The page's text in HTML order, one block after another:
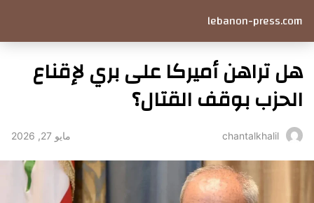
lebanon-press.com
هل تراهن أميركا على بري لإقناع
الحزب بوقف القتال؟
chantalkhalil مايو 27, 2026